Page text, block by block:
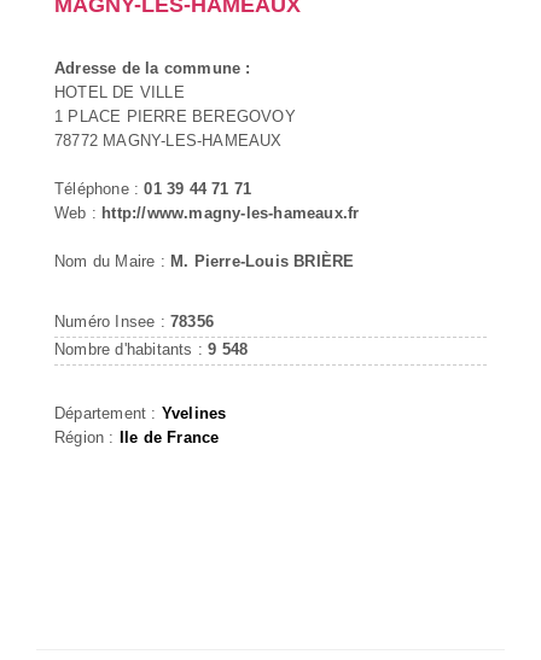
Adresse de la commune :
HOTEL DE VILLE
1 PLACE PIERRE BEREGOVOY
78772 MAGNY-LES-HAMEAUX
Téléphone :01 39 44 71 71
Web : http://www.magny-les-hameaux.fr
Nom du Maire : M. Pierre-Louis BRIÈRE
Numéro Insee : 78356
Nombre d'habitants :9 548
Département : Yvelines
Région : Ile de France